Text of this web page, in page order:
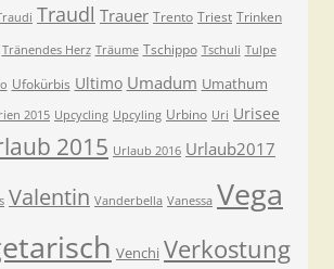
Traudl Trauer Trento Triest Trinken
Tränendes Herz Träume Tschippo Tschuli Tulpe
Ufokürbis Ultimo Umadum Umathum
2015 Upcycling Upcyling Urbino Uri Urisee
2015 Urlaub 2016 Urlaub2017
Valentin Vanderbella Vanessa Vega
Venchi Verkostung